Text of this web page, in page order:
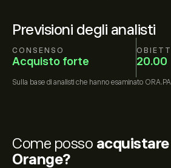
Previsioni degli analisti
CONSENSO
Acquisto forte 20.00
Sulla base di analisti che hanno esaminato ORA.PA
Come posso acquistare
Orange?